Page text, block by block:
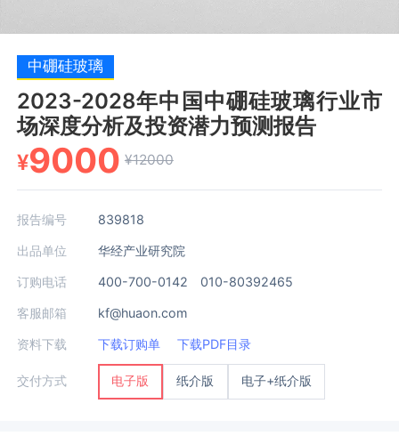
中硼硅玻璃
2023-2028年中国中硼硅玻璃行业市
场深度分析及投资潜力预测报告
¥9000 ¥12000
报告编号 839818
出品单位 华经产业研究院
订购电话 400-700-0142 010-80392465
客服邮箱 kf@huaon.com
资料下载 下载订购单 下载PDF目录
交付方式 电子版 纸介版 电子+纸介版